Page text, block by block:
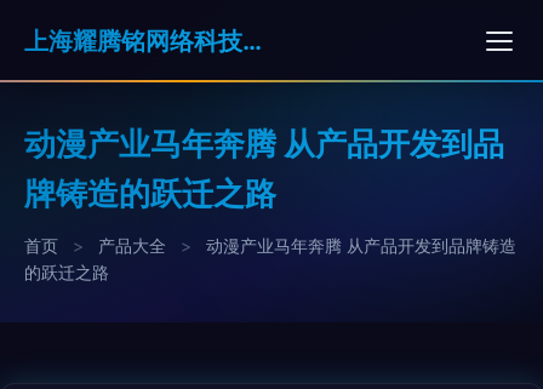
上海耀腾铭网络科技有限公司
动漫产业马年奔腾 从产品开发到品
牌铸造的跃迁之路
首页 > 产品大全 >
动漫产业马年奔腾 从产品开发到品牌铸造
的跃迁之路